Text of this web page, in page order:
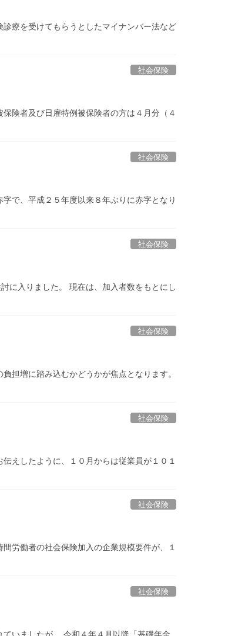
療を受けてもらうとしたマイナンバー法など
社会保険
険者及び日雇特例被保険者の方は４月分（４
社会保険
で、平成２５年度以来８年ぶりに赤字となり
社会保険
に入りました。 現在は、加入者数をもとにし
社会保険
担増に踏み込むかどうかが焦点となります。
社会保険
えしたように、１０月からは従業員が１０１
社会保険
労働者の社会保険加入の企業規模要件が、１
社会保険